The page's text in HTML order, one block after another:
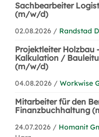
Sachbearbeiter
(m/w/d)
02.08.2026 / Randstad
Projektleiter Holzbau -
Kalkulation /
(m/w/d)
04.08.2026 / Workwise
Mitarbeiter für den
Finanzbuchhaltung
24.07.2026 / Homanit